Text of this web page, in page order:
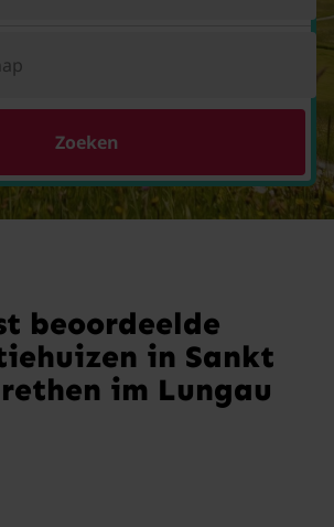
Zoeken
beoordeelde
in Sankt
im Lungau